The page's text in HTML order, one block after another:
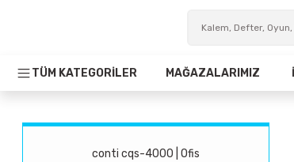
TÜM KATEGORİLER MAĞAZALARIMIZ
conti cqs-4000 | Ofis